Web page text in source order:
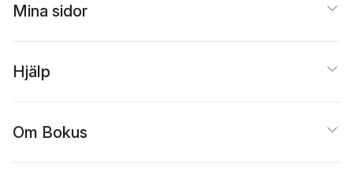
Mina sidor
Hjälp
Om Bokus